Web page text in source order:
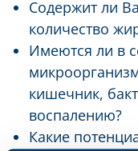
Содержит ли
количество
Имеются ли в
кишечник,
воспалению?
Какие